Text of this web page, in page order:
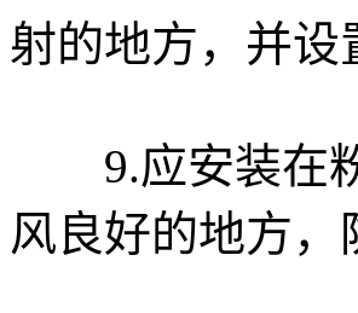
射的地方，并
9.应安装在粉
风良好的地方